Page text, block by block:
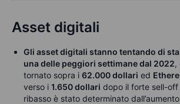
Asset digitali
Gli asset digitali stanno tentando di
una delle peggiori settimane dal 2022,
tornato sopra i 62.000 dollari ed
verso i 1.650 dollari dopo il forte sell-
ribasso è stato determinato